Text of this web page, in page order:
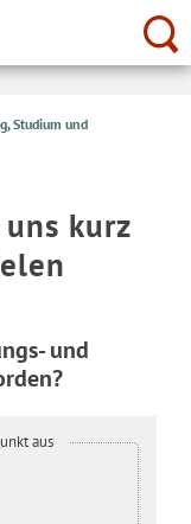
Studium und
kurz
und
aus